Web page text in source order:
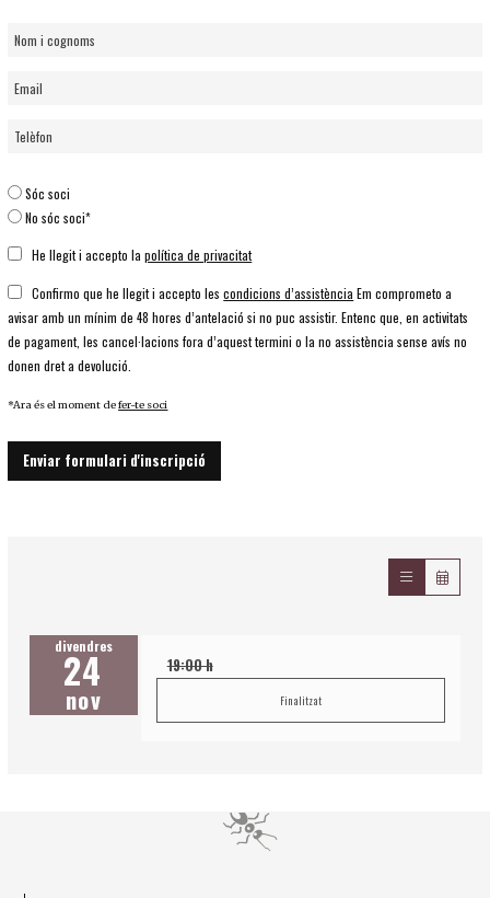
Sóc soci
No sóc soci*
He llegit i accepto lapolítica de privacitat
Confirmo que he llegit i accepto lescondicions d’assistència Em comprometo a
avisar amb un mínim de 48 hores d’antelació si no puc assistir. Entenc que, en activitats
de pagament, les cancel·lacions fora d’aquest termini o la no assistència sense avís no
donen dret a devolució.
*Ara és el moment defer-te soci
Enviar formulari d'inscripció
divendres
24
nov
19:00 h
Finalitzat